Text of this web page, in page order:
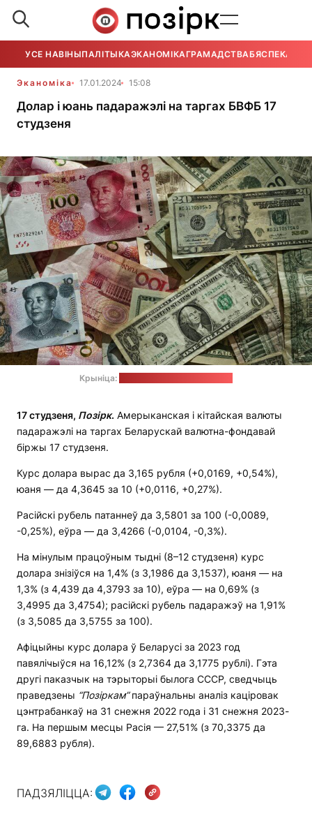
УСЕ НАВІНЫПАЛІТЫКАЭКАНОМІКАГРАМАДСТВАБЯСПЕКА
Эканоміка 17.01.2024 15:08
Долар і юань падаражэлі на таргах БВФБ 17
студзеня
Крыніца:
17 студзеня, Позірк. Амерыканская і кітайская валюты
падаражэлі на таргах Беларускай валютна-фондавай
біржы 17 студзеня.
Курс долара вырас да 3,165 рубля (+0,0169, +0,54%),
юаня — да 4,3645 за 10 (+0,0116, +0,27%).
Расійскі рубель патаннеў да 3,5801 за 100 (-0,0089,
-0,25%), еўра — да 3,4266 (-0,0104, -0,3%).
На мінулым працоўным тыдні (8–12 студзеня) курс
долара знізіўся на 1,4% (з 3,1986 да 3,1537), юаня — на
1,3% (з 4,439 да 4,3793 за 10), еўра — на 0,69% (з
3,4995 да 3,4754); расійскі рубель падаражэў на 1,91%
(з 3,5085 да 3,5755 за 100).
Афіцыйны курс долара ў Беларусі за 2023 год
павялічыўся на 16,12% (з 2,7364 да 3,1775 рублі). Гэта
другі паказчык на тэрыторыі былога СССР, сведчыць
праведзены “Позіркам”параўнальны аналіз каціровак
цэнтрабанкаў на 31 снежня 2022 года і 31 снежня 2023-
га. На першым месцы Расія — 27,51% (з 70,3375 да
89,6883 рубля).
ПАДЗЯЛІЦЦА: